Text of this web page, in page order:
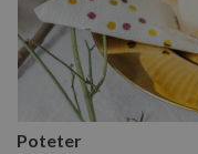
Poteter